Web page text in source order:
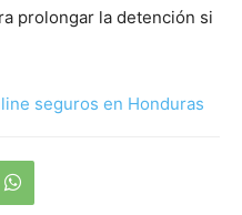
prolongar la detención si
seguros en Honduras